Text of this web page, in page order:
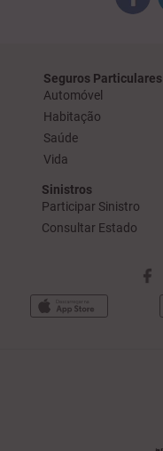
Seguros Particulares
Automóvel
Habitação
Saúde
Vida
Sinistros
Participar Sinistro
Consultar Estado